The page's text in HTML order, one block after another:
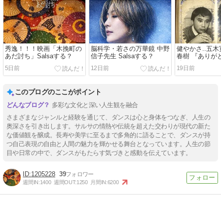
秀逸！！！映画「木挽町の
あだ討ち」Salsaする？
5日前
脳科学・若さの万華鏡 中野
信子先生 Salsaする？
12日前
健やかさ..五木
春樹 『ありが
絵さん Salsa
19日前
このブログのここがポイント
多彩な文化と深い人生観を融合
さまざまなジャンルと経験を通じて、ダンスは心と身体をつなぎ、人生の
奥深さを引き出します。サルサの情熱や伝統を超えた交わりが現代の新た
な価値観を醸成。長寿や美学に至るまで多角的に語ることで、ダンスが持
つ自己表現の自由と人間の魅力を輝かせる舞台となっています。人生の節
目や日常の中で、ダンスがもたらす気づきと感動を伝えています。
1205228 39
週間IN:1400 週間OUT:1250 月間IN:6200